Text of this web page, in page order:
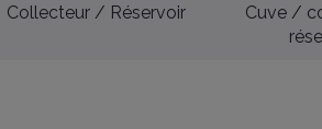
Collecteur / Réservoir
Cuve /